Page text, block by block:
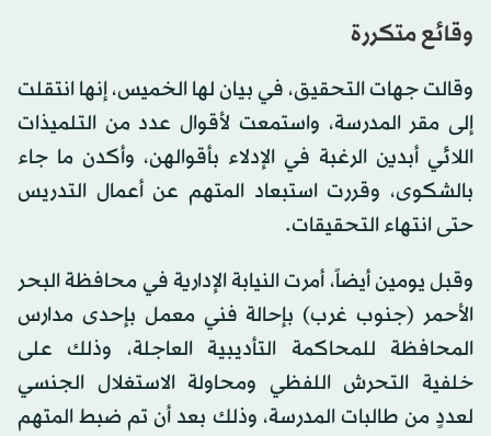
وقائع متكررة
وقالت جهات التحقيق، في بيان لها الخميس، إنها انتقلت
إلى مقر المدرسة، واستمعت لأقوال عدد من التلميذات
اللائي أبدين الرغبة في الإدلاء بأقوالهن، وأكدن ما جاء
بالشكوى، وقررت استبعاد المتهم عن أعمال التدريس
حتى انتهاء التحقيقات.
وقبل يومين أيضاً، أمرت النيابة الإدارية في محافظة البحر
الأحمر (جنوب غرب) بإحالة فني معمل بإحدى مدارس
المحافظة للمحاكمة التأديبية العاجلة، وذلك على
خلفية التحرش اللفظي ومحاولة الاستغلال الجنسي
لعددٍ من طالبات المدرسة، وذلك بعد أن تم ضبط المتهم